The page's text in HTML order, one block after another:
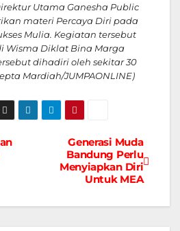
Utama Ganesha Public
materi Percaya Diri pada
Mulia. Kegiatan tersebut
Wisma Diklat Bina Marga
dihadiri oleh sekitar 30
Mardiah/JUMPAONLINE)
Generasi Muda
Bandung Perlu
Menyiapkan Diri
Untuk MEA